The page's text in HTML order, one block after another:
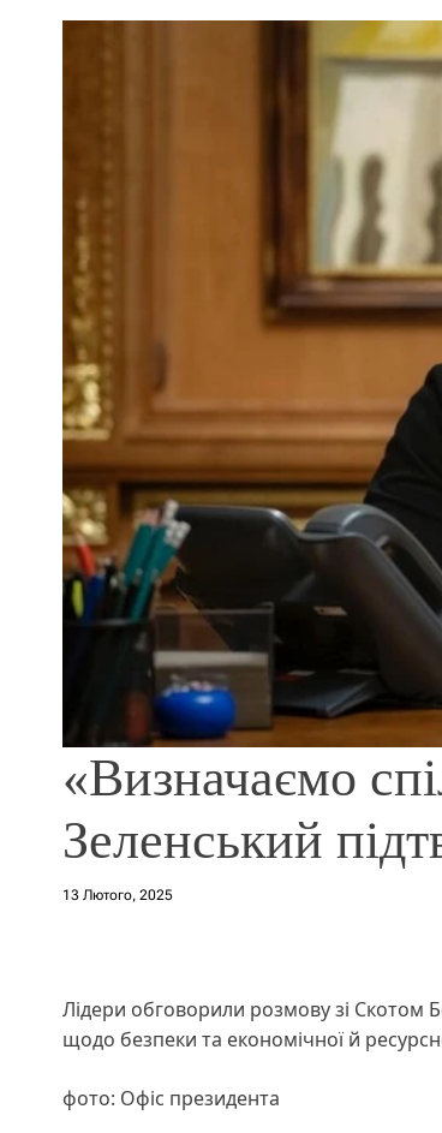
«Визначаємо
Зеленський
13 Лютого, 2025
Лідери обговорили розмову зі Скотом
щодо безпеки та економічної й
фото: Офіс президента